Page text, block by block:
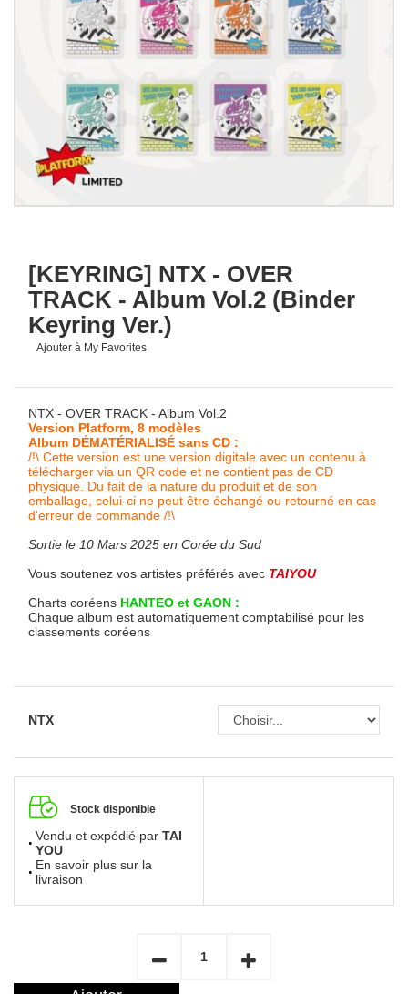
[KEYRING] NTX - OVER
TRACK - Album Vol.2 (Binder
Keyring Ver.)
Ajouter à My Favorites
NTX - OVER TRACK - Album Vol.2
Version Platform, 8 modèles
Album DÉMATÉRIALISÉ sans CD :
/!\ Cette version est une version digitale avec un contenu à
télécharger via un QR code et ne contient pas de CD
physique. Du fait de la nature du produit et de son
emballage, celui-ci ne peut être échangé ou retourné en cas
d'erreur de commande /!\
Sortie le 10 Mars 2025 en Corée du Sud
Vous soutenez vos artistes préférés avec TAIYOU
Charts coréens HANTEO et GAON :
Chaque album est automatiquement comptabilisé pour les
classements coréens
NTX
Stock disponible
Vendu et expédié par TAI
YOU
En savoir plus sur la
livraison